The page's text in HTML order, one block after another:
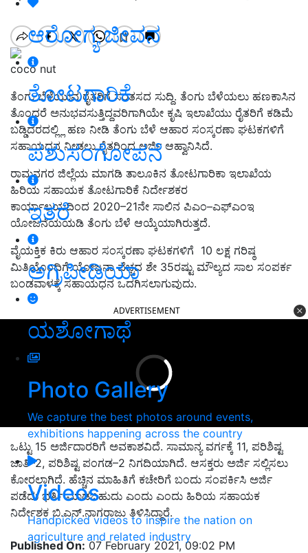
ಆರೋಗ್ಯ ಜೀವನ
ತೋಟಗಾರಿಕೆ
ಪಶುಸಂಗೋಪನೆ
ಇತರೆ
ಅಗ್ರಿಪೀಡಿಯಾ
ಯಶೋಗಾಥೆ
Photo Gallery
We capture the best photos around events,
exhibitions happening across the country
Videos
Handpicked videos to inspire the nation on
agriculture and related industry
coco nut
ತೆಂಗು ಬೆಳೆಯುವ ರೈತರಿಗೆ ಸಂತಸದ ಸುದ್ದಿ. ತೆಂಗು ಬೆಳೆಯಲು ಹಣಕಾಸಿನ
ತೊಂದರೆ ಅನುಭವಸುತ್ತಿದ್ದವರಿಗಾಗಿಯೇ ಕೃಷಿ ಇಲಾಖೆಯು ರೈತರಿಗೆ ಕಡಿಮೆ
ಬಡ್ಡಿದರದಲ್ಲ್ಲಿ ಹಣ ನೀಡಿ ತೆಂಗು ಬೆಳೆ ಆಹಾರ ಸಂಸ್ಕರಣಾ ಘಟಕಗಳಿಗೆ
ಸಹಾಯಧನ ನೀಡಲು ರೈತರಿಂದ ಅರ್ಜಿ ಆಹ್ವಾನಿಸಿದೆ.
ರಾಮನಗರ ಜಿಲ್ಲೆಯ ಮಾಗಡಿ ತಾಲೂಕಿನ ತೋಟಗಾರಿಕಾ ಇಲಾಖೆಯ
ಹಿರಿಯ ಸಹಾಯಕ ತೋಟಗಾರಿಕೆ ನಿರ್ದೇಶಕರ
ಕಾರ್ಯಾಲಯದಿಂದ 2020–21ನೇ ಸಾಲಿನ ಪಿಎಂ–ಎಫ್‌ಎಂಇ
ಯೋಜನೆಯಯಡಿ ತೆಂಗು ಬೆಳೆ ಆಯ್ಕೆಯಾಗಿರುತ್ತದೆ.
ವೈಯಕ್ತಿಕ ಕಿರು ಆಹಾರ ಸಂಸ್ಕರಣಾ ಘಟಕಗಳಿಗೆ 10 ಲಕ್ಷ ಗರಿಷ್ಠ
ಮಿತಿಯೊಂದಿಗೆ ಯೋಜನಾ ವೆಚ್ಚದ ಶೇ 35ರಷ್ಟು ಮೌಲ್ಯದ ಸಾಲ ಸಂಪರ್ಕ
ಬಂಡವಾಳಕ್ಕೆ ಸಹಾಯಧನ ಒದಗಿಸಲಾಗುವುದು.‌
ADVERTISEMENT
ಒಟ್ಟು 15 ಅರ್ಜಿದಾರರಿಗೆ ಅವಕಾಶವಿದೆ. ಸಾಮಾನ್ಯ ವರ್ಗಕ್ಕೆ 11, ಪರಿಶಿಷ್ಟ
ಜಾತಿ–2, ಪರಿಶಿಷ್ಟ ಪಂಗಡ–2 ನಿಗದಿಯಾಗಿದೆ. ಆಸಕ್ತರು ಅರ್ಜಿ ಸಲ್ಲಿಸಲು
ಕೋರಲಾಗಿದೆ. ಹೆಚ್ಚಿನ ಮಾಹಿತಿಗೆ ಕಚೇರಿಗೆ ಬಂದು ಸಂಪರ್ಕಿಸಿ ಅರ್ಜಿ
ಪಡೆದು ಭರ್ತಿ ಮಾಡಬಹುದು ಎಂದು ಎಂದು ಹಿರಿಯ ಸಹಾಯಕ
ನಿರ್ದೇಶಕ ಬಿ.ಎನ್‌.ನಾಗರಾಜು ತಿಳಿಸಿದ್ದಾರೆ.
Published On: 07 February 2021, 09:02 PM